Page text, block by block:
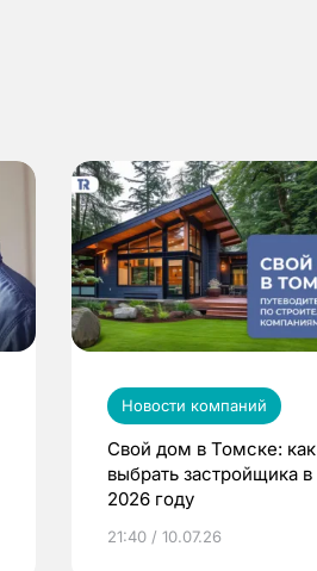
Новости компаний
Свой дом в Томске: как
выбрать застройщика в
2026 году
21:40 / 10.07.26